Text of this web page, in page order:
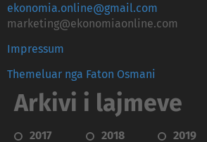
ekonomia.online@gmail.com
marketing@ekonomiaonline.com
Impressum
Themeluar nga Faton Osmani
Arkivi i lajmeve
2017 2018 2019